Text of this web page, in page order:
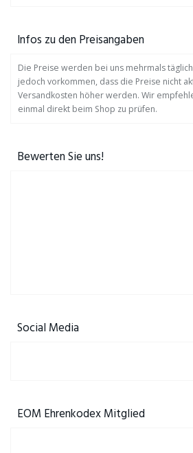
Infos zu den Preisangaben
Die Preise werden bei uns mehrmals
jedoch vorkommen, dass die Preise nicht
Versandkosten höher werden. Wir
einmal direkt beim Shop zu prüfen.
Bewerten Sie uns!
Social Media
EOM Ehrenkodex Mitglied